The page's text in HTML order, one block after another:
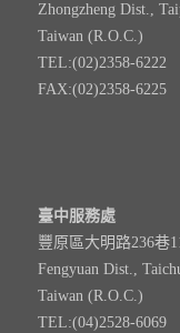
Zhongzheng Dist.,
Taiwan (R.O.C.)
TEL:(02)2358-6222
FAX:(02)2358-6225
臺中服務處
豐原區大明路236巷
Fengyuan Dist.,
Taiwan (R.O.C.)
TEL:(04)2528-6069